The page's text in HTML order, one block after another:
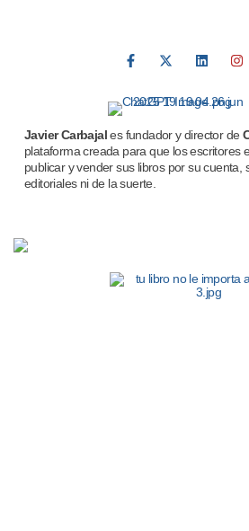
Javier Carbajales fundador y director de
plataforma creada para que los escritores
publicar y vender sus libros por su cuenta,
editoriales ni de la suerte.